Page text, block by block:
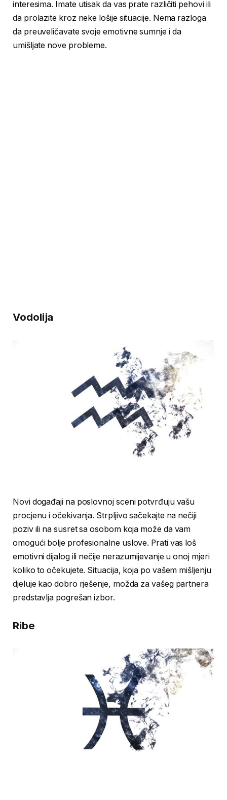
interesima. Imate utisak da vas prate različiti pehovi ili
da prolazite kroz neke lošije situacije. Nema razloga
da preuveličavate svoje emotivne sumnje i da
umišljate nove probleme.
Vodolija
Novi događaji na poslovnoj sceni potvrđuju vašu
procjenu i očekivanja. Strpljivo sačekajte na nečiji
poziv ili na susret sa osobom koja može da vam
omogući bolje profesionalne uslove. Prati vas loš
emotivni dijalog ili nečije nerazumijevanje u onoj mjeri
koliko to očekujete. Situacija, koja po vašem mišljenju
djeluje kao dobro rješenje, možda za vašeg partnera
predstavlja pogrešan izbor.
Ribe